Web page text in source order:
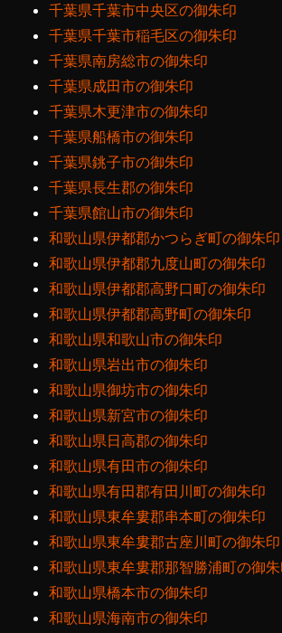
千葉県千葉市中央区の御朱印
千葉県千葉市稲毛区の御朱印
千葉県南房総市の御朱印
千葉県成田市の御朱印
千葉県木更津市の御朱印
千葉県船橋市の御朱印
千葉県銚子市の御朱印
千葉県長生郡の御朱印
千葉県館山市の御朱印
和歌山県伊都郡かつらぎ町の御朱印
和歌山県伊都郡九度山町の御朱印
和歌山県伊都郡高野口町の御朱印
和歌山県伊都郡高野町の御朱印
和歌山県和歌山市の御朱印
和歌山県岩出市の御朱印
和歌山県御坊市の御朱印
和歌山県新宮市の御朱印
和歌山県日高郡の御朱印
和歌山県有田市の御朱印
和歌山県有田郡有田川町の御朱印
和歌山県東牟婁郡串本町の御朱印
和歌山県東牟婁郡古座川町の御朱印
和歌山県東牟婁郡那智勝浦町の御
和歌山県橋本市の御朱印
和歌山県海南市の御朱印